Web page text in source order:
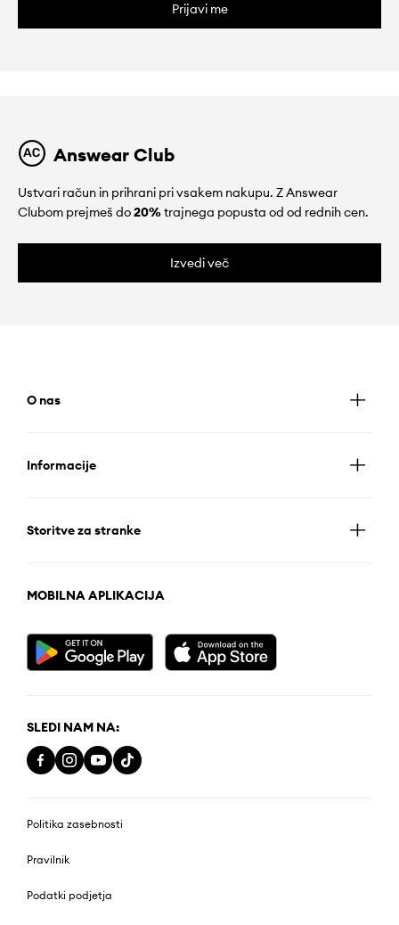
Prijavi me
Answear Club
Ustvari račun in prihrani pri vsakem nakupu. Z Answear
Clubom prejmeš do20%trajnega popusta od od rednih cen.
Izvedi več
O nas
Informacije
Storitve za stranke
MOBILNA APLIKACIJA
SLEDI NAM NA:
Politika zasebnosti
Pravilnik
Podatki podjetja